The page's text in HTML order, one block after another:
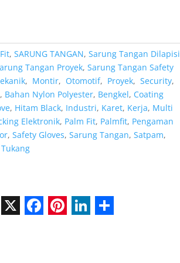
, SARUNG TANGAN, Sarung Tangan Dilapisi
Tangan Proyek, Sarung Tangan Safety
, Montir, Otomotif, Proyek, Security,
, Bahan Nylon Polyester, Bengkel, Coating
, Hitam Black, Industri, Karet, Kerja, Multi
Elektronik, Palm Fit, Palmfit, Pengaman
, Safety Gloves, Sarung Tangan, Satpam,
Tukang